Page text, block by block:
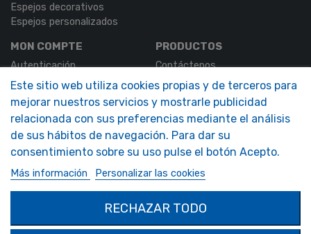
Espejos decorativos
Espejos personalizados
MON COMPTE
Autenticación
Mi Cuenta
PRODUCTOS
Contáctenos
SOLIMAR SARL
1324 Boulevard du Vivarais
07000 Privas
Mail.contact@tendance-miroir.com
Este sitio web utiliza cookies propias y de terceros para
mejorar nuestros servicios y mostrarle publicidad
relacionada con sus preferencias mediante el análisis
de sus hábitos de navegación. Para dar su
consentimiento sobre su uso pulse el botón Acepto.
Más información Personalizar las cookies
RECHAZAR TODO